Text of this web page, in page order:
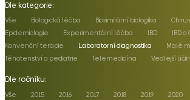
Dle kategorie:
Vše Biologická léčba Biosimilární biologika
Epidemiologie
Experimentální léčba IBD IBD a
Konvenční terapie
Laboratorní diagnostika
Malé
Těhotenství a pediatrie
Telemedicína Vedlejší
Dle ročníku:
Vše 2015 2016 2017 2018 2019 2020